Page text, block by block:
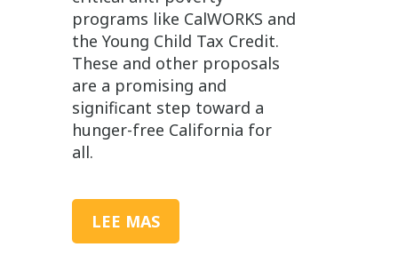
programs like CalWORKS and
the Young Child Tax Credit.
These and other proposals
are a promising and
significant step toward a
hunger-free California for
all.
LEE MAS